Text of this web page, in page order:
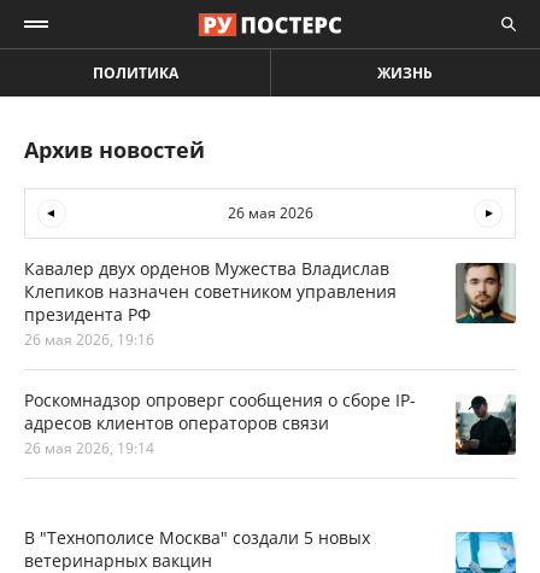
ПОЛИТИКА ЖИЗНЬ
Архив новостей
26 мая 2026
Кавалер двух орденов Мужества Владислав
Клепиков назначен советником управления
президента РФ
26 мая 2026, 19:16
Роскомнадзор опроверг сообщения о сборе IP-
адресов клиентов операторов связи
26 мая 2026, 19:14
В "Технополисе Москва" создали 5 новых
ветеринарных вакцин